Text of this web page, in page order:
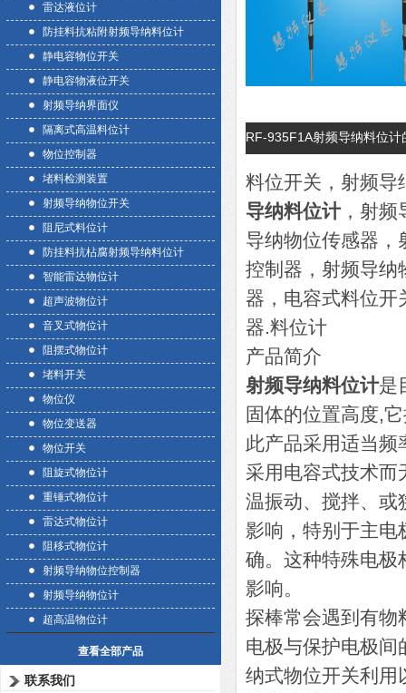
雷达液位计
防挂料抗粘附射频导纳料位计
静电容物位开关
静电容物液位开关
射频导纳界面仪
隔离式高温料位计
物位控制器
堵料检测装置
射频导纳物位开关
阻尼式料位计
防挂料抗枮腐射频导纳料位计
智能雷达物位计
超声波物位计
音叉式物位计
阻摆式物位计
堵料开关
物位仪
物位变送器
物位开关
阻旋式物位计
重锤式物位计
雷达式物位计
阻移式物位计
射频导纳物位控制器
射频导纳物位计
超高温物位计
查看全部产品
联系我们
RF-935F1A射频导纳料位计
料位开关，射频导
导纳料位计，射频
导纳物位传感器，
控制器，射频导纳
器，电容式料位开
器.料位计
产品简介
射频导纳料位计是
固体的位置高度,
此产品采用适当频
采用电容式技术而
温振动、搅拌、或
影响，特别于主电
确。这种特殊电极
影响。
探棒常会遇到有物
电极与保护电极间
纳式物位开关利用